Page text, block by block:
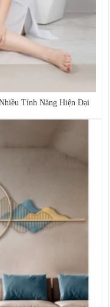
Tính Năng Hiện Đại